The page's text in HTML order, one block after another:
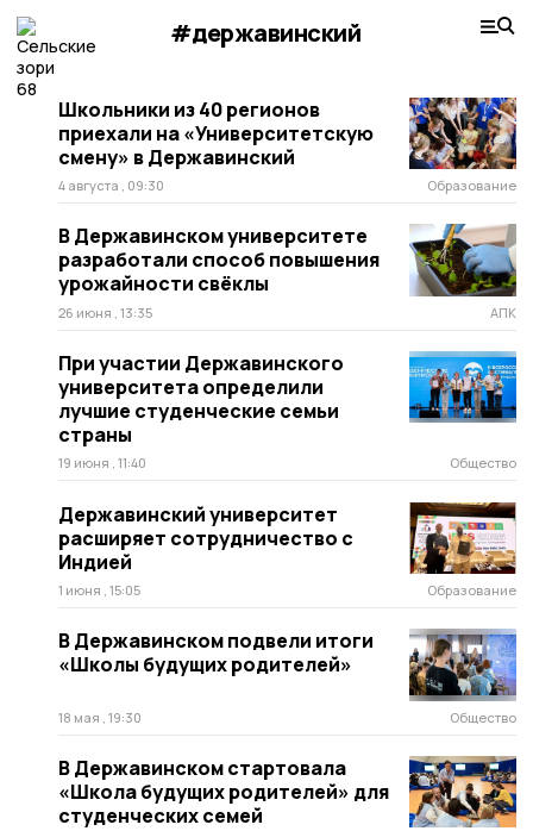
#державинский
Школьники из 40 регионов
приехали на «Университетскую
смену» в Державинский
4 августа , 09:30 Образование
В Державинском университете
разработали способ повышения
урожайности свёклы
26 июня , 13:35 АПК
При участии Державинского
университета определили
лучшие студенческие семьи
страны
19 июня , 11:40 Общество
Державинский университет
расширяет сотрудничество с
Индией
1 июня , 15:05 Образование
В Державинском подвели итоги
«Школы будущих родителей»
18 мая , 19:30 Общество
В Державинском стартовала
«Школа будущих родителей» для
студенческих семей